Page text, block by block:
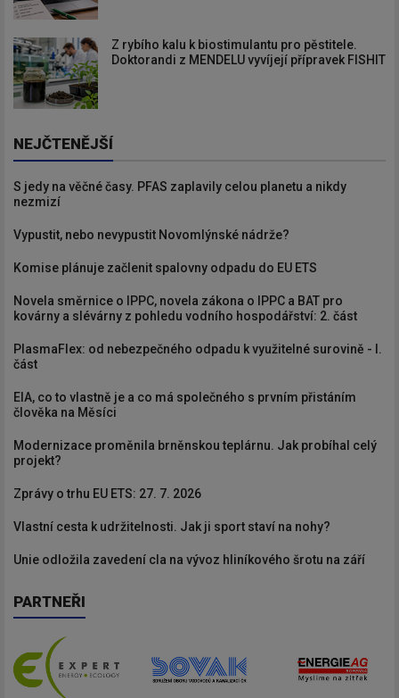
Z rybího kalu k biostimulantu pro pěstitele.
Doktorandi z MENDELU vyvíjejí přípravek FISHIT
NEJČTENĚJŠÍ
S jedy na věčné časy. PFAS zaplavily celou planetu a nikdy
nezmizí
Vypustit, nebo nevypustit Novomlýnské nádrže?
Komise plánuje začlenit spalovny odpadu do EU ETS
Novela směrnice o IPPC, novela zákona o IPPC a BAT pro
kovárny a slévárny z pohledu vodního hospodářství: 2. část
PlasmaFlex: od nebezpečného odpadu k využitelné surovině - I.
část
EIA, co to vlastně je a co má společného s prvním přistáním
člověka na Měsíci
Modernizace proměnila brněnskou teplárnu. Jak probíhal celý
projekt?
Zprávy o trhu EU ETS: 27. 7. 2026
Vlastní cesta k udržitelnosti. Jak ji sport staví na nohy?
Unie odložila zavedení cla na vývoz hliníkového šrotu na září
PARTNEŘI